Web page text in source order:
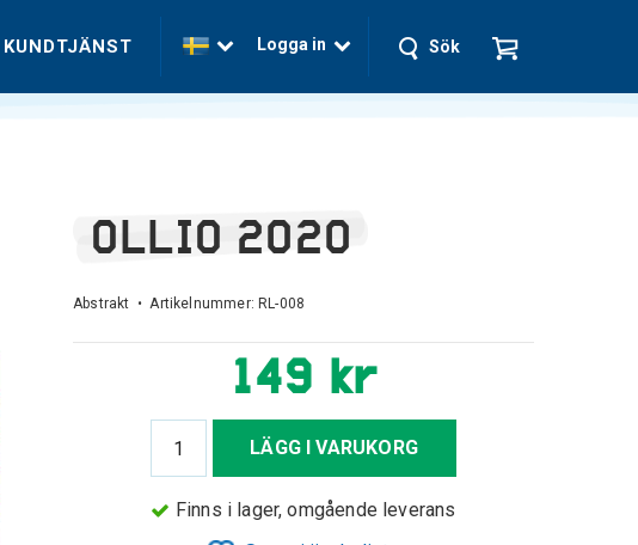
KUNDTJÄNST Logga in Sök
OLLIO 2020
Abstrakt • Artikelnummer: RL-008
149 kr
LÄGG I VARUKORG
Finns i lager, omgående leverans